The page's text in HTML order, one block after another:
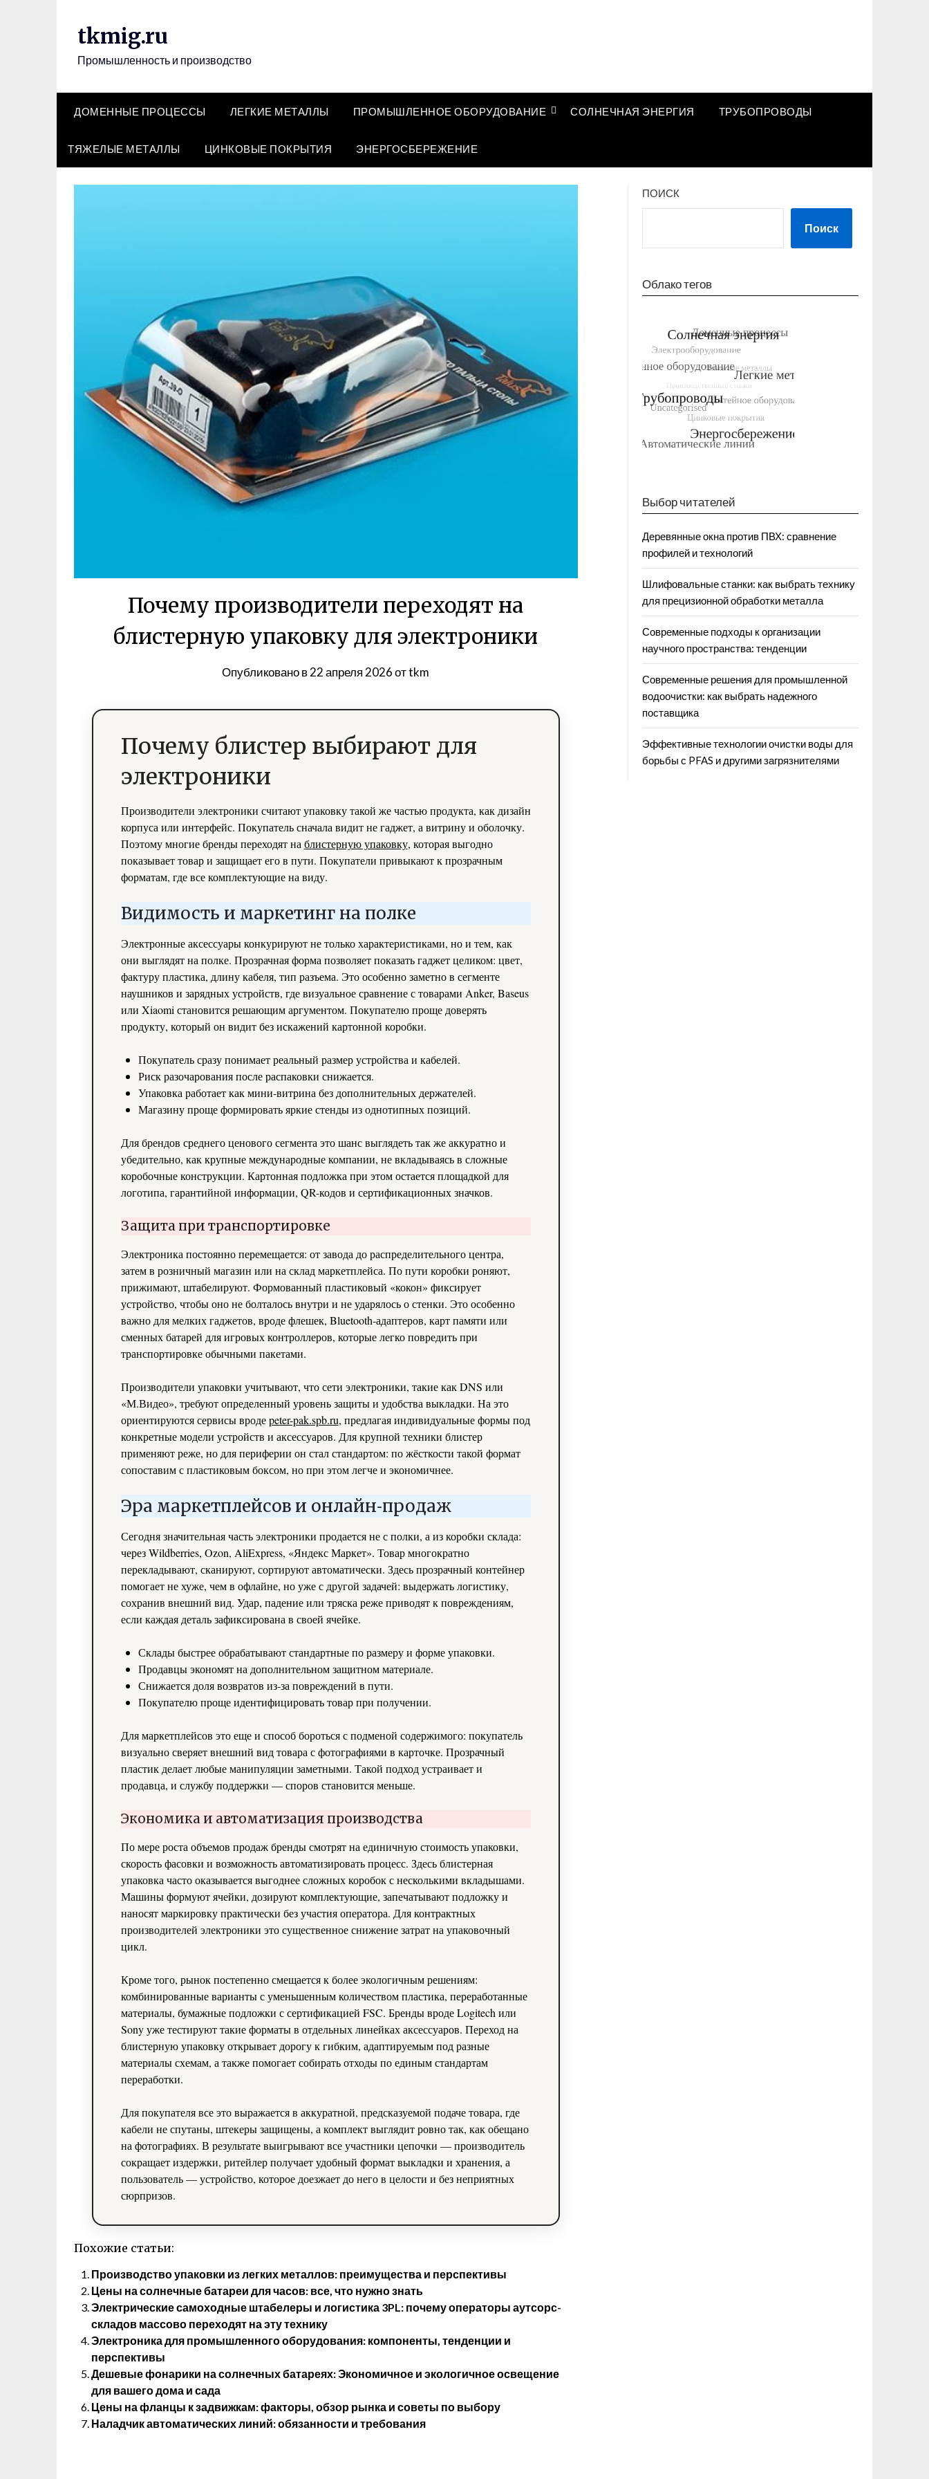
tkmig.ru
Промышленность и производство
ДОМЕННЫЕ ПРОЦЕССЫ ЛЕГКИЕ МЕТАЛЛЫ ПРОМЫШЛЕННОЕ ОБОРУДОВАНИЕ СОЛНЕЧНАЯ ЭНЕРГИЯ ТРУБОПРОВОДЫ
ТЯЖЕЛЫЕ МЕТАЛЛЫ ЦИНКОВЫЕ ПОКРЫТИЯ ЭНЕРГОСБЕРЕЖЕНИЕ
Почему производители переходят на
блистерную упаковку для электроники
Опубликовано в22 апреля 2026отtkm
Почему блистер выбирают для
электроники
Производители электроники считают упаковку такой же частью продукта, как дизайн
корпуса или интерфейс. Покупатель сначала видит не гаджет, а витрину и оболочку.
Поэтому многие бренды переходят на блистерную упаковку, которая выгодно
показывает товар и защищает его в пути. Покупатели привыкают к прозрачным
форматам, где все комплектующие на виду.
Видимость и маркетинг на полке
Электронные аксессуары конкурируют не только характеристиками, но и тем, как
они выглядят на полке. Прозрачная форма позволяет показать гаджет целиком: цвет,
фактуру пластика, длину кабеля, тип разъема. Это особенно заметно в сегменте
наушников и зарядных устройств, где визуальное сравнение с товарами Anker, Baseus
или Xiaomi становится решающим аргументом. Покупателю проще доверять
продукту, который он видит без искажений картонной коробки.
Покупатель сразу понимает реальный размер устройства и кабелей.
Риск разочарования после распаковки снижается.
Упаковка работает как мини‑витрина без дополнительных держателей.
Магазину проще формировать яркие стенды из однотипных позиций.
Для брендов среднего ценового сегмента это шанс выглядеть так же аккуратно и
убедительно, как крупные международные компании, не вкладываясь в сложные
коробочные конструкции. Картонная подложка при этом остается площадкой для
логотипа, гарантийной информации, QR-кодов и сертификационных значков.
Защита при транспортировке
Электроника постоянно перемещается: от завода до распределительного центра,
затем в розничный магазин или на склад маркетплейса. По пути коробки роняют,
прижимают, штабелируют. Формованный пластиковый «кокон» фиксирует
устройство, чтобы оно не болталось внутри и не ударялось о стенки. Это особенно
важно для мелких гаджетов, вроде флешек, Bluetooth-адаптеров, карт памяти или
сменных батарей для игровых контроллеров, которые легко повредить при
транспортировке обычными пакетами.
Производители упаковки учитывают, что сети электроники, такие как DNS или
«М.Видео», требуют определенный уровень защиты и удобства выкладки. На это
ориентируются сервисы вродеpeter-pak.spb.ru, предлагая индивидуальные формы под
конкретные модели устройств и аксессуаров. Для крупной техники блистер
применяют реже, но для периферии он стал стандартом: по жёсткости такой формат
сопоставим с пластиковым боксом, но при этом легче и экономичнее.
Эра маркетплейсов и онлайн‑продаж
Сегодня значительная часть электроники продается не с полки, а из коробки склада:
через Wildberries, Ozon, AliExpress, «Яндекс Маркет». Товар многократно
перекладывают, сканируют, сортируют автоматически. Здесь прозрачный контейнер
помогает не хуже, чем в офлайне, но уже с другой задачей: выдержать логистику,
сохранив внешний вид. Удар, падение или тряска реже приводят к повреждениям,
если каждая деталь зафиксирована в своей ячейке.
Склады быстрее обрабатывают стандартные по размеру и форме упаковки.
Продавцы экономят на дополнительном защитном материале.
Снижается доля возвратов из‑за повреждений в пути.
Покупателю проще идентифицировать товар при получении.
Для маркетплейсов это еще и способ бороться с подменой содержимого: покупатель
визуально сверяет внешний вид товара с фотографиями в карточке. Прозрачный
пластик делает любые манипуляции заметными. Такой подход устраивает и
продавца, и службу поддержки — споров становится меньше.
Экономика и автоматизация производства
По мере роста объемов продаж бренды смотрят на единичную стоимость упаковки,
скорость фасовки и возможность автоматизировать процесс. Здесь блистерная
упаковка часто оказывается выгоднее сложных коробок с несколькими вкладышами.
Машины формуют ячейки, дозируют комплектующие, запечатывают подложку и
наносят маркировку практически без участия оператора. Для контрактных
производителей электроники это существенное снижение затрат на упаковочный
цикл.
Кроме того, рынок постепенно смещается к более экологичным решениям:
комбинированные варианты с уменьшенным количеством пластика, переработанные
материалы, бумажные подложки с сертификацией FSC. Бренды вроде Logitech или
Sony уже тестируют такие форматы в отдельных линейках аксессуаров. Переход на
блистерную упаковку открывает дорогу к гибким, адаптируемым под разные
материалы схемам, а также помогает собирать отходы по единым стандартам
переработки.
Для покупателя все это выражается в аккуратной, предсказуемой подаче товара, где
кабели не спутаны, штекеры защищены, а комплект выглядит ровно так, как обещано
на фотографиях. В результате выигрывают все участники цепочки — производитель
сокращает издержки, ритейлер получает удобный формат выкладки и хранения, а
пользователь — устройство, которое доезжает до него в целости и без неприятных
сюрпризов.
Похожие статьи:
Производство упаковки из легких металлов: преимущества и перспективы
Цены на солнечные батареи для часов: все, что нужно знать
Электрические самоходные штабелеры и логистика 3PL: почему операторы аутсорс-
складов массово переходят на эту технику
Электроника для промышленного оборудования: компоненты, тенденции и
перспективы
Дешевые фонарики на солнечных батареях: Экономичное и экологичное освещение
для вашего дома и сада
Цены на фланцы к задвижкам: факторы, обзор рынка и советы по выбору
Наладчик автоматических линий: обязанности и требования
ПОИСК
Поиск
Облако тегов
Выбор читателей
Деревянные окна против ПВХ: сравнение
профилей и технологий
Шлифовальные станки: как выбрать технику
для прецизионной обработки металла
Современные подходы к организации
научного пространства: тенденции
Современные решения для промышленной
водоочистки: как выбрать надежного
поставщика
Эффективные технологии очистки воды для
борьбы с PFAS и другими загрязнителями